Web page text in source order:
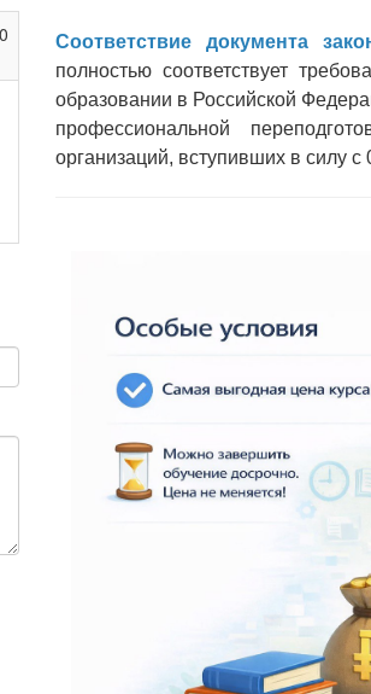
Соответствие документа
полностью соответствует
образовании в Российской
профессиональной
организаций, вступивших в силу